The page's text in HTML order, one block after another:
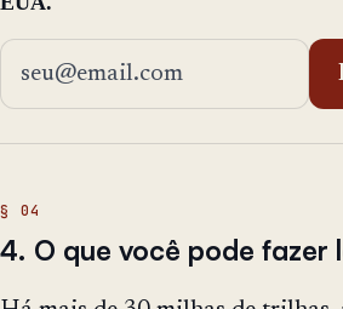
Endereço de email
4. O que você pode fazer